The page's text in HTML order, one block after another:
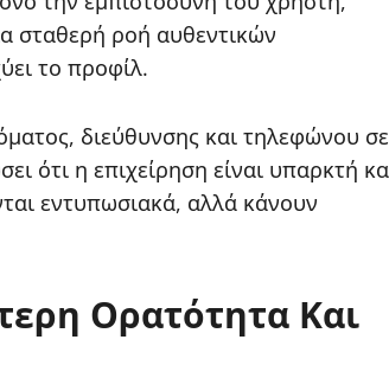
σταθερή ροή αυθεντικών
το προφίλ.
διεύθυνσης και τηλεφώνου σε
ότι η επιχείρηση είναι υπαρκτή
εντυπωσιακά, αλλά κάνουν
Ορατότητα Και